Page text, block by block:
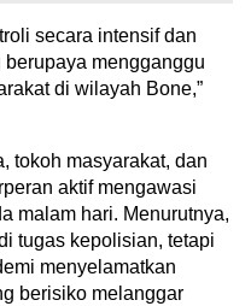
secara intensif dan
mengganggu
di wilayah Bone,”
tokoh masyarakat, dan
aktif mengawasi
malam hari. Menurutnya,
tugas kepolisian, tetapi
menyelamatkan
berisiko melanggar